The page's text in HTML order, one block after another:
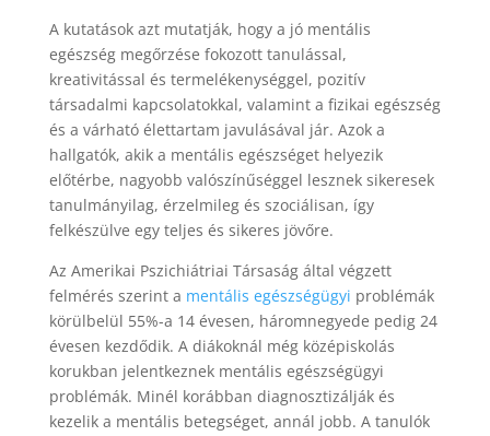
A kutatások azt mutatják, hogy a jó mentális
egészség megőrzése fokozott tanulással,
kreativitással és termelékenységgel, pozitív
társadalmi kapcsolatokkal, valamint a fizikai egészség
és a várható élettartam javulásával jár. Azok a
hallgatók, akik a mentális egészséget helyezik
előtérbe, nagyobb valószínűséggel lesznek sikeresek
tanulmányilag, érzelmileg és szociálisan, így
felkészülve egy teljes és sikeres jövőre.
Az Amerikai Pszichiátriai Társaság által végzett
felmérés szerint a mentális egészségügyi problémák
körülbelül 55%-a 14 évesen, háromnegyede pedig 24
évesen kezdődik. A diákoknál még középiskolás
korukban jelentkeznek mentális egészségügyi
problémák. Minél korábban diagnosztizálják és
kezelik a mentális betegséget, annál jobb. A tanulók